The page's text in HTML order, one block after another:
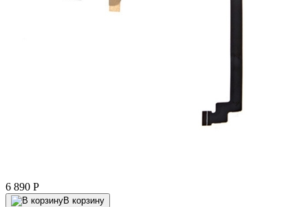
6 890 P
В корзину